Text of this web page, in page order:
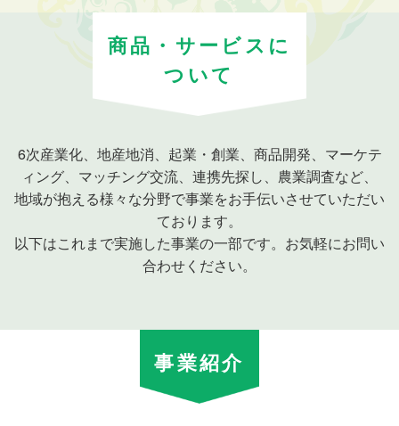
商品・サービスに
ついて
6次産業化、地産地消、起業・創業、商品開発、マーケテ
ィング、マッチング交流、連携先探し、農業調査など、
地域が抱える様々な分野で事業をお手伝いさせていただい
ております。
以下はこれまで実施した事業の一部です。お気軽にお問い
合わせください。
事業紹介